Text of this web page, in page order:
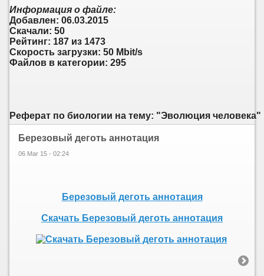
Информация о файле:
Добавлен: 06.03.2015
Скачали: 50
Рейтинг: 187 из 1473
Скорость загрузки: 50 Mbit/s
Файлов в категории: 295
Реферат по биологии на тему: "Эволюция человека"
Березовый деготь аннотация
06 Mar 15 - 02:24
Березовый деготь аннотация
Скачать Березовый деготь аннотация